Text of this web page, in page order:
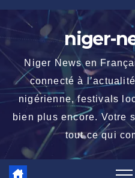
Skip
to
content
niger-
Niger News en
connecté à
nigérienne, festivals
bien plus encore. Votre
tout ce qui